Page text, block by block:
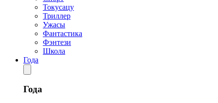
Токусацу
Триллер
Ужасы
Фантастика
Фэнтези
Школа
Года
Года